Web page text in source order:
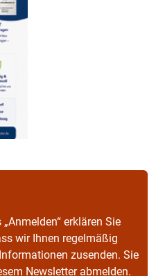
erklären Sie
wir Ihnen regelmäßig
zusenden. Sie
Newsletter abmelden.